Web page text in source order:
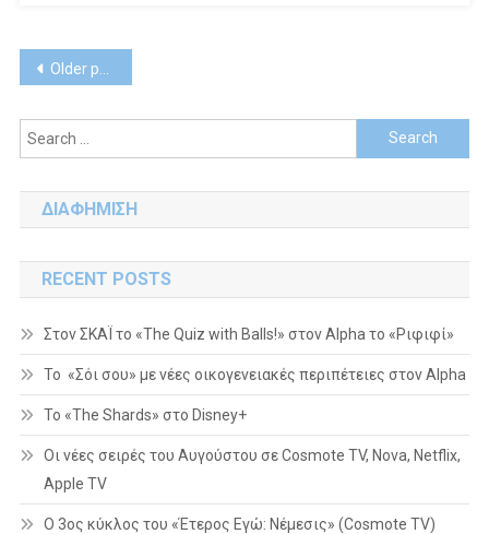
Posts
navigation
Older posts
Search
for:
ΔΙΑΦΗΜΙΣΗ
RECENT POSTS
Στον ΣΚΑΪ το «The Quiz with Balls!» στον Alpha το «Ριφιφί»
Το «Σόι σου» με νέες οικογενειακές περιπέτειες στον Alpha
To «The Shards» στο Disney+
Οι νέες σειρές του Αυγούστου σε Cosmote TV, Nova, Netflix,
Apple TV
Ο 3ος κύκλος του «Έτερος Εγώ: Νέμεσις» (Cosmote TV)